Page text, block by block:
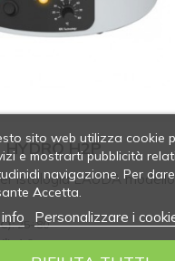
HYDRO H2P
istologia LAUDA modello
: 25÷80
: 1,6
sito web utilizza cookie
e mostrarti pubblicità
navigazione. Per
Accetta.
Personalizzare i